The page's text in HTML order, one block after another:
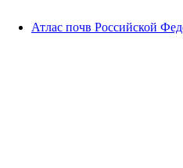
Атлас почв Российской